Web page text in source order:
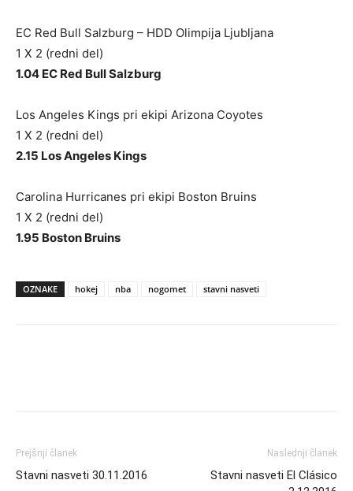
EC Red Bull Salzburg – HDD Olimpija Ljubljana
1 X 2 (redni del)
1.04 EC Red Bull Salzburg
Los Angeles Kings pri ekipi Arizona Coyotes
1 X 2 (redni del)
2.15 Los Angeles Kings
Carolina Hurricanes pri ekipi Boston Bruins
1 X 2 (redni del)
1.95 Boston Bruins
OZNAKE hokej nba nogomet stavni nasveti
Prejšnji članek
Stavni nasveti 30.11.2016
Naslednji članek
Stavni nasveti El Clásico